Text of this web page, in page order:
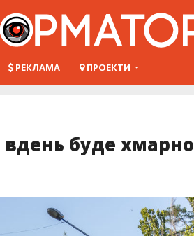
РЕКЛАМА ПРОЕКТИ
вдень буде хмарно